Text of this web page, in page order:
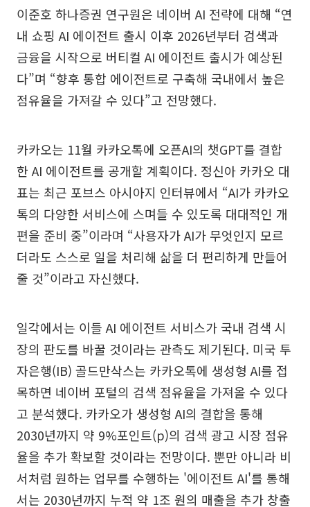
이준호 하나증권 연구원은 네이버 AI 전략에 대해 “연
내 쇼핑 AI 에이전트 출시 이후 2026년부터 검색과
금융을 시작으로 버티컬 AI 에이전트 출시가 예상된
다”며 “향후 통합 에이전트로 구축해 국내에서 높은
점유율을 가져갈 수 있다”고 전망했다.
카카오는 11월 카카오톡에 오픈AI의 챗GPT를 결합
한 AI 에이전트를 공개할 계획이다. 정신아 카카오 대
표는 최근 포브스 아시아지 인터뷰에서 “AI가 카카오
톡의 다양한 서비스에 스며들 수 있도록 대대적인 개
편을 준비 중”이라며 “사용자가 AI가 무엇인지 모르
더라도 스스로 일을 처리해 삶을 더 편리하게 만들어
줄 것”이라고 자신했다.
일각에서는 이들 AI 에이전트 서비스가 국내 검색 시
장의 판도를 바꿀 것이라는 관측도 제기된다. 미국 투
자은행(IB) 골드만삭스는 카카오톡에 생성형 AI를 접
목하면 네이버 포털의 검색 점유율을 가져올 수 있다
고 분석했다. 카카오가 생성형 AI의 결합을 통해
2030년까지 약 9%포인트(p)의 검색 광고 시장 점유
율을 추가 확보할 것이라는 전망이다. 뿐만 아니라 비
서처럼 원하는 업무를 수행하는 '에이전트 AI'를 통해
서는 2030년까지 누적 약 1조 원의 매출을 추가 창출